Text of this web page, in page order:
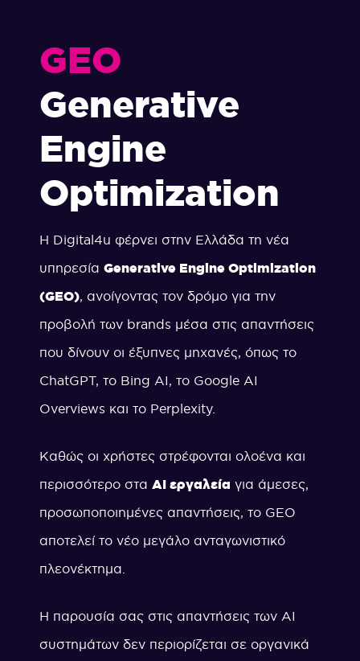
GEO
Generative
Engine
Optimization
Η Digital4u φέρνει στην Ελλάδα τη νέα
υπηρεσία Generative Engine Optimization
(GEO), ανοίγοντας τον δρόμο για την
προβολή των brands μέσα στις απαντήσεις
που δίνουν οι έξυπνες μηχανές, όπως το
ChatGPT, το Bing AI, το Google AI
Overviews και το Perplexity.
Καθώς οι χρήστες στρέφονται ολοένα και
περισσότερο στα AI εργαλεία για άμεσες,
προσωποποιημένες απαντήσεις, το GEO
αποτελεί το νέο μεγάλο ανταγωνιστικό
πλεονέκτημα.
Η παρουσία σας στις απαντήσεις των AI
συστημάτων δεν περιορίζεται σε οργανικά